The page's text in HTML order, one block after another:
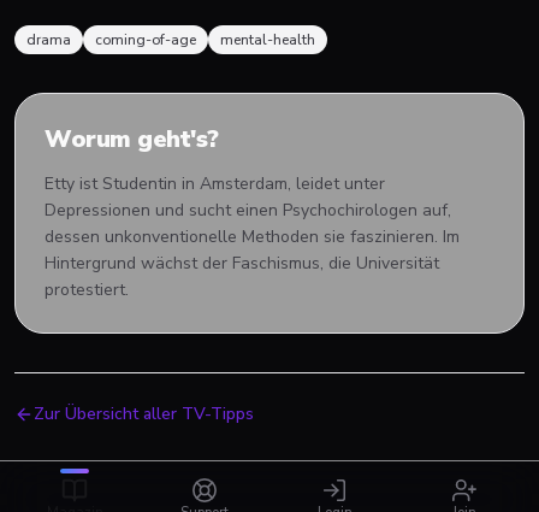
drama coming-of-age mental-health
Worum geht's?
Etty ist Studentin in Amsterdam, leidet unter
Depressionen und sucht einen Psychochirologen auf,
dessen unkonventionelle Methoden sie faszinieren. Im
Hintergrund wächst der Faschismus, die Universität
protestiert.
Zur Übersicht aller TV-Tipps